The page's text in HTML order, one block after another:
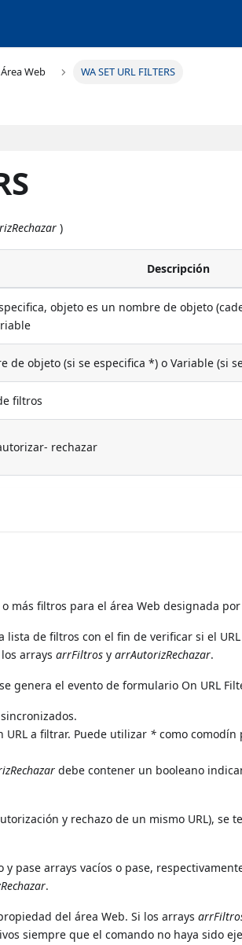
Área Web WA SET URL FILTERS
)
Descripción
objeto es un nombre de objeto
de objeto (si se especifica *) o Variable (si
filtros
rechazar
o más filtros para el área Web designada
de filtros con el fin de verificar si el
los arraysarrFiltros yarrAutorizRechazar.
genera el evento de formulario On URL
URL a filtrar. Puede utilizar * como comodín
debe contener un booleano
y rechazo de un mismo URL), se
pase arrays vacíos o pase,
.
del área Web. Si los arrays
siempre que el comando no haya sido